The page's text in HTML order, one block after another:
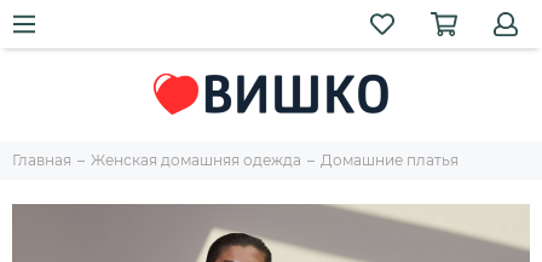
Главная Женская домашняя одежда Домашние платья